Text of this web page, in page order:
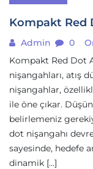
Kompakt Red
Admin 0
Kompakt Red Dot
nişangahları, atış
nişangahlar,
ile öne çıkar.
belirlemeniz
dot nişangahı
sayesinde, hedefe
dinamik […]